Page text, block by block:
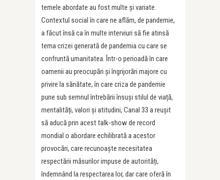
temele abordate au fost multe și variate.
Contextul social în care ne aflăm, de pandemie,
a făcut însă ca în multe interviuri să fie atinsă
tema crizei generată de pandemia cu care se
confruntă umanitatea. Într-o perioadă în care
oamenii au preocupări și îngrijorări majore cu
privire la sănătate, în care criza de pandemie
pune sub semnul întrebării însuși stilul de viață,
mentalități, valori și atitudini, Canal 33 a reușit
să aducă prin acest talk-show de record
mondial o abordare echilibrată a acestor
provocări, care recunoaște necesitatea
respectării măsurilor impuse de autorități,
îndemnând la respectarea lor, dar care oferă în